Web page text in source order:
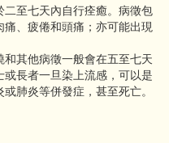
至七天內自行痊癒。病徵包
、疲倦和頭痛；亦可能出現
其他病徵一般會在五至七天
長者一旦染上流感，可以是
肺炎等併發症，甚至死亡。